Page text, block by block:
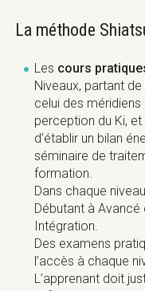
Il est responsable
comptabiliser par
théorique sans quoi
Pratique :
Pratique d’un
durée du
l’apprenant
préalable.
Exercices
et des pouls
anamnèse sur
tous les
Do in, Qi gong et
« Une magnifique
des personnes de
faire découvrir le
« Un super
je suis sûr une très
shiatsu et le Iokai »
« Les feedback des
motivation »
La méthode
Les cours
Niveaux, partant
celui des
perception du Ki,
d’établir un bilan
séminaire de
formation.
Dans chaque
Débutant à Avancé
Intégration.
Des examens
l’accès à chaque
L’apprenant doit